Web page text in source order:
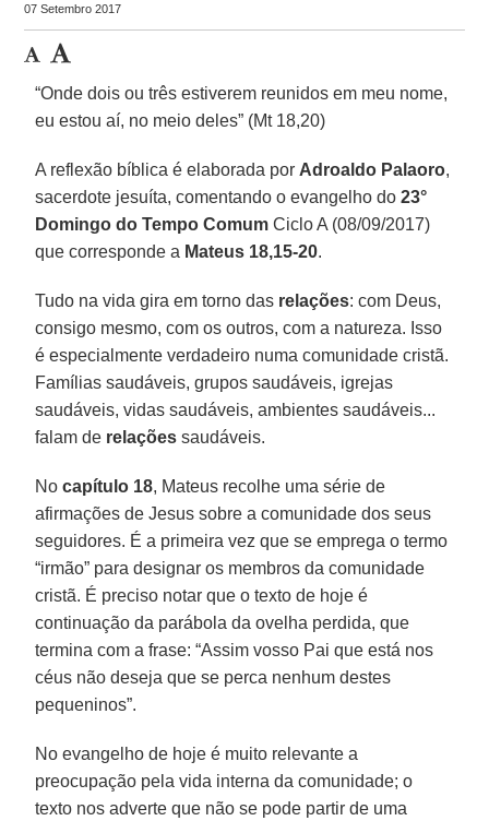
07 Setembro 2017
“Onde dois ou três estiverem reunidos em meu nome,
eu estou aí, no meio deles” (Mt 18,20)
A reflexão bíblica é elaborada por Adroaldo Palaoro,
sacerdote jesuíta, comentando o evangelho do23°
Domingo do Tempo Comum Ciclo A (08/09/2017)
que corresponde a Mateus 18,15-20.
Tudo na vida gira em torno das relações: com Deus,
consigo mesmo, com os outros, com a natureza. Isso
é especialmente verdadeiro numa comunidade cristã.
Famílias saudáveis, grupos saudáveis, igrejas
saudáveis, vidas saudáveis, ambientes saudáveis...
falam de relações saudáveis.
Nocapítulo 18, Mateus recolhe uma série de
afirmações de Jesus sobre a comunidade dos seus
seguidores. É a primeira vez que se emprega o termo
“irmão” para designar os membros da comunidade
cristã. É preciso notar que o texto de hoje é
continuação da parábola da ovelha perdida, que
termina com a frase: “Assim vosso Pai que está nos
céus não deseja que se perca nenhum destes
pequeninos”.
No evangelho de hoje é muito relevante a
preocupação pela vida interna da comunidade; o
texto nos adverte que não se pode partir de uma